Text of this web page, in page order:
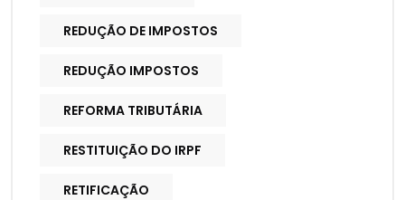
REDUÇÃO DE IMPOSTOS
REDUÇÃO IMPOSTOS
REFORMA TRIBUTÁRIA
RESTITUIÇÃO DO IRPF
RETIFICAÇÃO